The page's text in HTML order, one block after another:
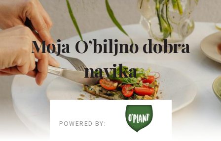
POWERED BY:
Moja O’biljno dobra
navika